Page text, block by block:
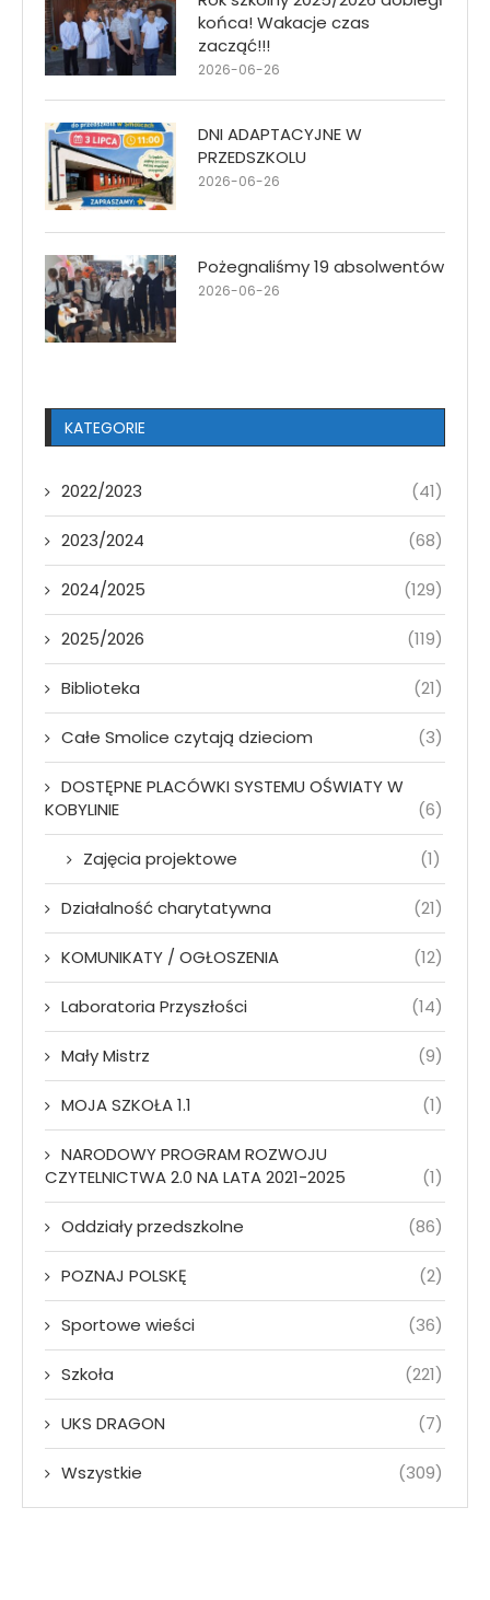
końca! Wakacje czas
zacząć!!!
2026-06-26
DNI ADAPTACYJNE W
PRZEDSZKOLU
2026-06-26
Pożegnaliśmy 19 absolwentów
2026-06-26
KATEGORIE
2022/2023 (41)
2023/2024 (68)
2024/2025 (129)
2025/2026 (119)
Biblioteka (21)
Całe Smolice czytają dzieciom (3)
DOSTĘPNE PLACÓWKI SYSTEMU OŚWIATY W
KOBYLINIE
(6)
Zajęcia projektowe (1)
Działalność charytatywna (21)
KOMUNIKATY / OGŁOSZENIA (12)
Laboratoria Przyszłości (14)
Mały Mistrz (9)
MOJA SZKOŁA 1.1 (1)
NARODOWY PROGRAM ROZWOJU
CZYTELNICTWA 2.0 NA LATA 2021-2025
(1)
Oddziały przedszkolne (86)
POZNAJ POLSKĘ (2)
Sportowe wieści (36)
Szkoła (221)
UKS DRAGON (7)
Wszystkie (309)